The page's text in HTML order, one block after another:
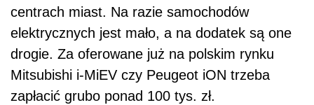
centrach miast. Na razie samochodów
elektrycznych jest mało, a na dodatek są one
drogie. Za oferowane już na polskim rynku
Mitsubishi i-MiEV czy Peugeot iON trzeba
zapłacić grubo ponad 100 tys. zł.